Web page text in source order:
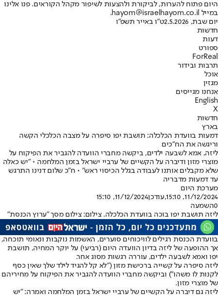
היום פתוח להערות, לביקורת ולהצעות לשיפור מקהל הקוראים. פנו אלינו
במייל hayom@israelhayom.co.il.
יום שבת, 2.5.2026
ט"ו באייר תשפ"ו
חדשות
דעות
ספורט
ForReal
תרבות ובידור
אוכל
מגזין
אנחנו מגייסים
English
X
חדשות
בארץ
דמעות בוועדת הכלכלה: תושבת יפו סיפרה על מצבה הכלכלי הקשה
וריגשה את הח"כים
ליזה, אמא לשבעה ילדים, ביקשה מחברי הוועדה להגביר את הפיקוח על
מוצרי מזון ודיברה על הקשיים של ערביי ישראל בזמן המלחמה • "יש כאלה
שלא מקבלים אותנו לעבודה בגלל הכיסוי ראש" • ח"כ שלום דנינו התרגש
עד דמעות מדבריה
מערכת היום
11/12/2024, 15:10
,עודכן11/12/2024, 15:10
0השמעה
ליזה תושבת יפו בוכה בוועדת הכלכלה. צילום: צילום מסך "ערוץ הכנסת"
בוועדת הכנסת רגילים לוויכוחים סוערים, האשמות נוקבות ונאומי תוכחה,
אך ההופעה של ליזה בדיון הוועדה היום (רביעי) על יוקר המחיה, תושבת
יפו ואמא לשבעה ילדים, עוררה רגשות מסוג אחר.
ליזה סיפרה על קשייה ברכישת מזון ("לא קל להגיד לילד שלך שאין כסף
לקנות לו משהו") וביקשה מחברי הוועדה להגביר את הפיקוח על מחיריהם
של מוצרי מזון.
ליזה גם דיברה על הקשיים של ערביי ישראל בזמן המלחמה ואמרה: "יש